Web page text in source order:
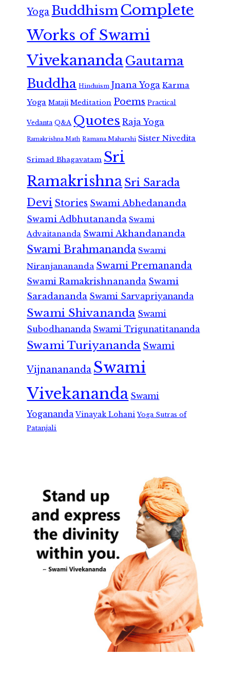
Yoga Buddhism Complete
Works of Swami
VivekanandaGautama
Buddha Hinduism Jnana Yoga Karma
Yoga Mataji Meditation Poems Practical
Vedanta Q&A Quotes Raja Yoga
Ramakrishna Math Ramana Maharshi Sister Nivedita
Srimad Bhagavatam Sri
RamakrishnaSri Sarada
Devi Stories Swami Abhedananda
Swami Adbhutananda Swami
Advaitananda Swami Akhandananda
Swami Brahmananda Swami
Niranjanananda Swami Premananda
Swami Ramakrishnananda Swami
Saradananda Swami Sarvapriyananda
Swami Shivananda Swami
Subodhananda Swami Trigunatitananda
Swami Turiyananda Swami
Vijnanananda Swami
Vivekananda Swami
Yogananda Vinayak Lohani Yoga Sutras of
Patanjali